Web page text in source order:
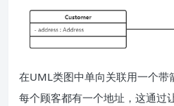
在UML类图中单向关联用一个带
每个顾客都有一个地址，这通过